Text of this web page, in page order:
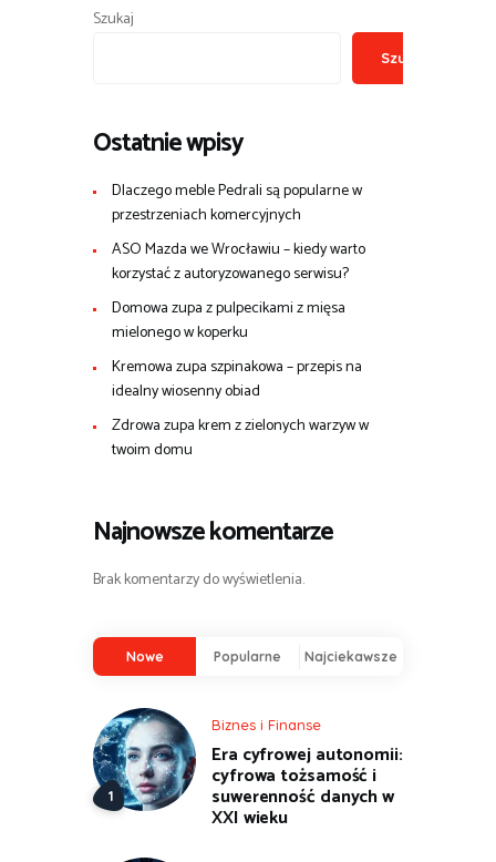
Szukaj
Szukaj
Ostatnie wpisy
Dlaczego meble Pedrali są popularne w
przestrzeniach komercyjnych
ASO Mazda we Wrocławiu – kiedy warto
korzystać z autoryzowanego serwisu?
Domowa zupa z pulpecikami z mięsa
mielonego w koperku
Kremowa zupa szpinakowa – przepis na
idealny wiosenny obiad
Zdrowa zupa krem z zielonych warzyw w
twoim domu
Najnowsze komentarze
Brak komentarzy do wyświetlenia.
Nowe Popularne Najciekawsze
Biznes i Finanse
Era cyfrowej autonomii:
cyfrowa tożsamość i
suwerenność danych w
XXI wieku